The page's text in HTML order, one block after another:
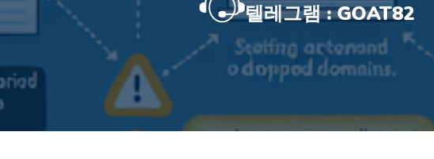
텔레그램 : GOAT82